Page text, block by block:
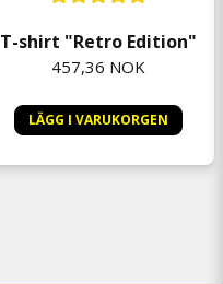
T-shirt "Retro Edition"
457,36 NOK
LÄGG I VARUKORGEN